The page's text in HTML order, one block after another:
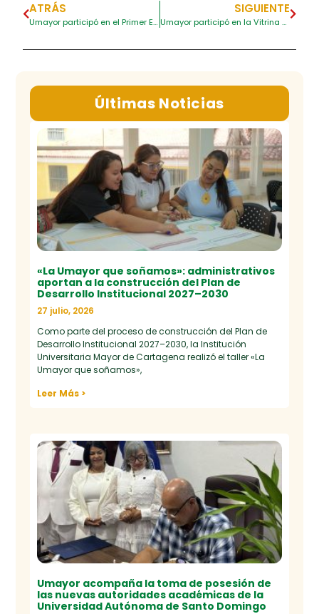
ATRÁS
Umayor participó en el Primer Encuentro Cartagena FEST STEM+
SIGUIENTE
Umayor participó en la Vitrina Turística Anato 2025
Últimas Noticias
«La Umayor que soñamos»: administrativos
aportan a la construcción del Plan de
Desarrollo Institucional 2027–2030
27 julio, 2026
Como parte del proceso de construcción del Plan de
Desarrollo Institucional 2027–2030, la Institución
Universitaria Mayor de Cartagena realizó el taller «La
Umayor que soñamos»,
Leer Más >
Umayor acompaña la toma de posesión de
las nuevas autoridades académicas de la
Universidad Autónoma de Santo Domingo